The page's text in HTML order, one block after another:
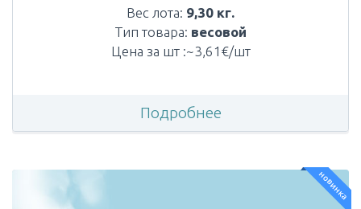
Вес лота: 9,30 кг.
Тип товара: весовой
Цена за шт :~3,61€/шт
Подробнее
новинка